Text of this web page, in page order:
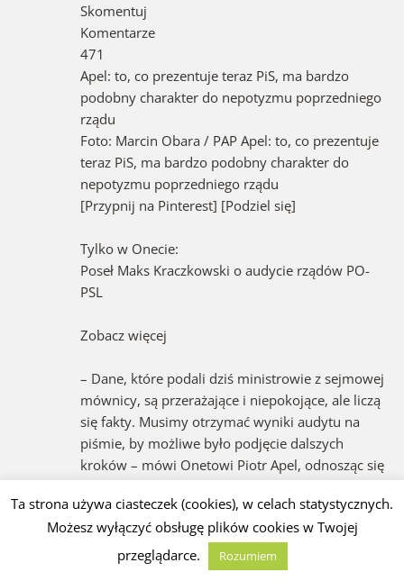
Skomentuj
Komentarze
471
Apel: to, co prezentuje teraz PiS, ma bardzo
podobny charakter do nepotyzmu poprzedniego
rządu
Foto: Marcin Obara / PAP Apel: to, co prezentuje
teraz PiS, ma bardzo podobny charakter do
nepotyzmu poprzedniego rządu
[Przypnij na Pinterest] [Podziel się]
Tylko w Onecie:
Poseł Maks Kraczkowski o audycie rządów PO-
PSL
Zobacz więcej
– Dane, które podali dziś ministrowie z sejmowej
mównicy, są przerażające i niepokojące, ale liczą
się fakty. Musimy otrzymać wyniki audytu na
piśmie, by możliwe było podjęcie dalszych
kroków – mówi Onetowi Piotr Apel, odnosząc się
do wyników audytu rządów koalicji PO-PSL. – To
jest absolutna konieczność. Jeśli kogoś się o coś
oskarża, to należy przedstawić konkretne
dowody, ponieważ winni nadużyć muszą
ponieść konsekwencje – dodaje poseł Kukiz’15.
Ta strona używa ciasteczek (cookies), w celach statystycznych.
Możesz wyłączyć obsługę plików cookies w Twojej
przeglądarce.
Rozumiem